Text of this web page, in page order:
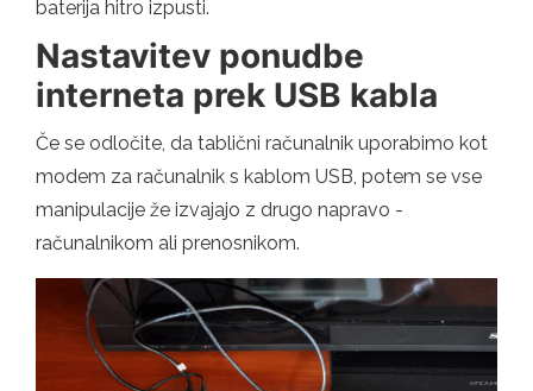
baterija hitro izpusti.
Nastavitev ponudbe
interneta prek USB kabla
Če se odločite, da tablični računalnik uporabimo kot
modem za računalnik s kablom USB, potem se vse
manipulacije že izvajajo z drugo napravo -
računalnikom ali prenosnikom.